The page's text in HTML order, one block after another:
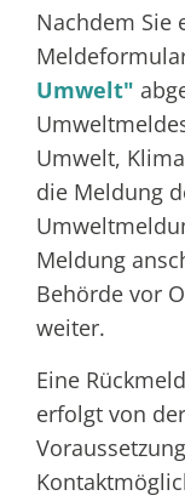
Nachdem Sie
Umwelt"
Umwelt,
die Meldung
Meldung
Behörde vor
weiter.
Eine
erfolgt von